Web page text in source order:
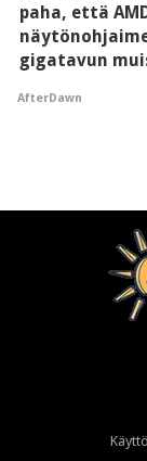
paha, että
gigatavun
AfterDawn